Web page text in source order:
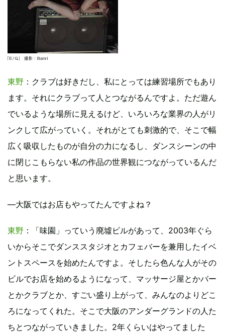
東野 ：クラブは好きだし、私にとっては練習場所でもあり
ます。それにクラブって人とつながるんですよ。ただ遊ん
でいるような場所に見えるけど、いろいろな業界の人がリ
ンクして広がっていく。それがとても刺激的で、そこで幅
広く吸収したものが自分の力になるし、ダンスシーンの中
に閉じこもらない私の作品の世界観につながっているんだ
と思います。
―大阪ではお店もやってたんですよね？
東野 ：「味園」っていう廃墟ビルがあって、2003年ぐら
いからそこでダンススタジオとカフェバーを兼用したイベ
ントスペースを始めたんですよ。そしたら色んな人がその
ビルでお店を始めるようになって、マッサージ屋とかバー
とかクラブとか、すごい盛り上がって、みんなのよりどこ
ろになってくれた。そこで大阪のアンダーグランドの人た
ちとつながっていきました。2年くらいはやってました